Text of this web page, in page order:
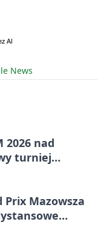
News
2026 nad
turniej
Mazowsza